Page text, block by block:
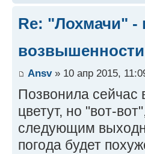
Re: "Лохмачи" -
возвышенности
Ansv» 10 апр 2015,
Позвонила сейчас
цветут, но "вот-
следующим
погода будет